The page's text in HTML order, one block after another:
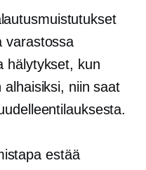
varastossa
hälytykset, kun
niin saat
estää